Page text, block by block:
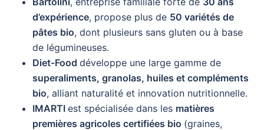
d’expérience, propose plus de 50 variétés de
pâtes bio, dont plusieurs sans gluten ou à base
de légumineuses.
Diet-Food développe une large gamme de
superaliments, granolas, huiles et compléments
bio, alliant naturalité et innovation nutritionnelle.
IMARTI est spécialisée dans les matières
premières agricoles certifiées bio (graines,